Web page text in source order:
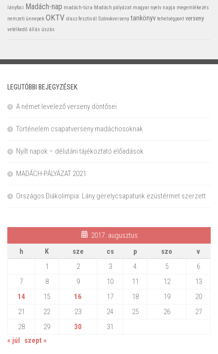
lányfoci Madách-nap madách-túra Madách pályázat magyar nyelv napja megemlékezés
nemzeti ünnepek OKTV olasz fesztivál Szónokverseny tankönyv tehetségpont verseny
vetélkedő állás úszás
LEGUTÓBBI BEJEGYZÉSEK
A német levelező verseny döntősei
Történelem csapatverseny madáchosoknak
Nyílt napok – délutáni tájékoztató előadások
MADÁCH-PÁLYÁZAT 2021
Országos Diákolimpia: Lány gerelycsapatunk ezüstérmet szerzett
2017. augusztus
h
K sze cs p szo
v
1
2 3 4 5
6
7
8 9 10 11 12
13
14
15 16 17 18 19
20
21
22 23 24 25 26
27
28
29 30
31
« júl
szept »